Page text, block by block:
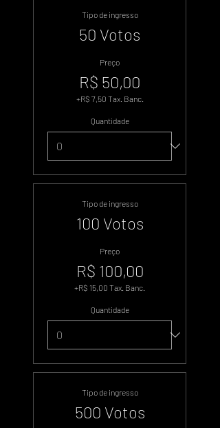
Tipo de ingresso
50 Votos
Preço
R$ 50,00
+R$ 7,50 Tax. Banc.
Quantidade
Tipo de ingresso
100 Votos
Preço
R$ 100,00
+R$ 15,00 Tax. Banc.
Quantidade
Tipo de ingresso
500 Votos